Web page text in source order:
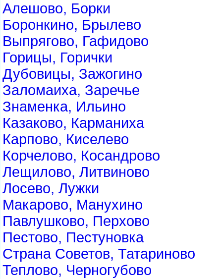
Алешово, Борки
Боронкино, Брылево
Выпрягово, Гафидово
Горицы, Горички
Дубовицы, Зажогино
Заломаиха, Заречье
Знаменка, Ильино
Казаково, Карманиха
Карпово, Киселево
Корчелово, Косандрово
Лещилово, Литвиново
Лосево, Лужки
Макарово, Манухино
Павлушково, Перхово
Пестово, Пестуновка
Страна Советов, Татариново
Теплово, Черногубово